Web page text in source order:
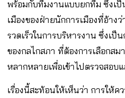
พร้อมกับทีมงานแบบยกทีม ซึ่งเป็
เมืองของฝ่ายนักการเมืองที่อ้าง
รวดเร็วในการบริหารงาน​ ซึ่งเป็
ของกลไกสภา​ ที่ต้องการเลือกสม
หลากหลายเพื่อเข้าไปตรวจสอบ
เรื่องนี้สะท้อนให้เห็นว่า​ การให้ค